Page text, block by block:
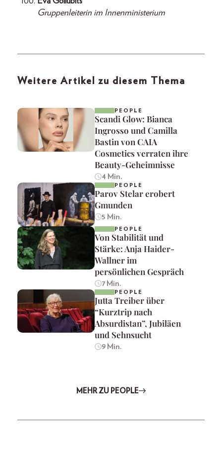
Gruppenleiterin im Innenministerium
Weitere Artikel zu diesem Thema
PEOPLE
Scandi Glow: Bianca
Ingrosso und Camilla
Bastin von CAIA
Cosmetics verraten ihre
Beauty-Geheimnisse
4 Min.
PEOPLE
Parov Stelar erobert
Gmunden
5 Min.
PEOPLE
Von Stabilität und
Stärke: Anja Haider-
Wallner im
persönlichen Gespräch
7 Min.
PEOPLE
Jutta Treiber über
“Kurztrip nach
Absurdistan”, Jubiläen
und Sehnsucht
9 Min.
MEHR ZU PEOPLE